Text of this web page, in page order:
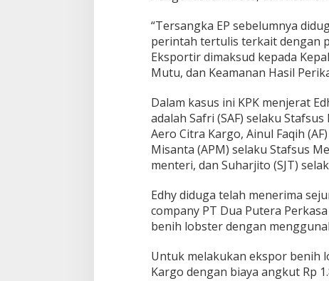
“Tersangka EP sebelumnya
perintah tertulis terkait dengan
Eksportir dimaksud kepada
Mutu, dan Keamanan Hasil
Dalam kasus ini KPK menjerat
adalah Safri (SAF) selaku
Aero Citra Kargo, Ainul Faqih
Misanta (APM) selaku Stafsus
menteri, dan Suharjito (SJT)
Edhy diduga telah menerima
company PT Dua Putera
benih lobster dengan
Untuk melakukan ekspor benih
Kargo dengan biaya angkut Rp